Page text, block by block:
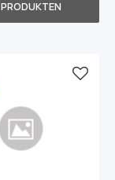
Lägg